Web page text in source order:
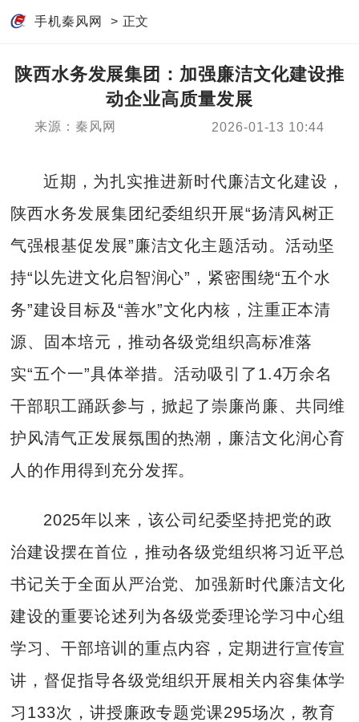
手机秦风网 > 正文
陕西水务发展集团：加强廉洁文化建设推
动企业高质量发展
来源：秦风网 2026-01-13 10:44
近期，为扎实推进新时代廉洁文化建设，
陕西水务发展集团纪委组织开展“扬清风树正
气强根基促发展”廉洁文化主题活动。活动坚
持“以先进文化启智润心”，紧密围绕“五个水
务”建设目标及“善水”文化内核，注重正本清
源、固本培元，推动各级党组织高标准落
实“五个一”具体举措。活动吸引了1.4万余名
干部职工踊跃参与，掀起了崇廉尚廉、共同维
护风清气正发展氛围的热潮，廉洁文化润心育
人的作用得到充分发挥。
2025年以来，该公司纪委坚持把党的政
治建设摆在首位，推动各级党组织将习近平总
书记关于全面从严治党、加强新时代廉洁文化
建设的重要论述列为各级党委理论学习中心组
学习、干部培训的重点内容，定期进行宣传宣
讲，督促指导各级党组织开展相关内容集体学
习133次，讲授廉政专题党课295场次，教育